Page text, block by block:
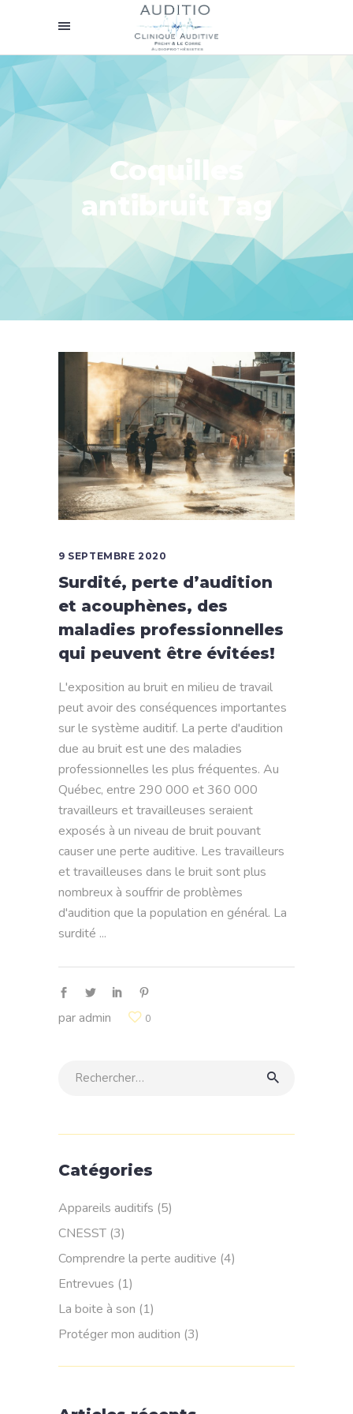
Coquilles
antibruit Tag
9 SEPTEMBRE 2020
Surdité, perte d’audition
et acouphènes, des
maladies professionnelles
qui peuvent être évitées!
L'exposition au bruit en milieu de travail
peut avoir des conséquences importantes
sur le système auditif. La perte d'audition
due au bruit est une des maladies
professionnelles les plus fréquentes. Au
Québec, entre 290 000 et 360 000
travailleurs et travailleuses seraient
exposés à un niveau de bruit pouvant
causer une perte auditive. Les travailleurs
et travailleuses dans le bruit sont plus
nombreux à souffrir de problèmes
d'audition que la population en général. La
surdité
paradmin 0
Rechercher:
Catégories
Appareils auditifs (5)
CNESST (3)
Comprendre la perte auditive (4)
Entrevues (1)
La boite à son (1)
Protéger mon audition (3)